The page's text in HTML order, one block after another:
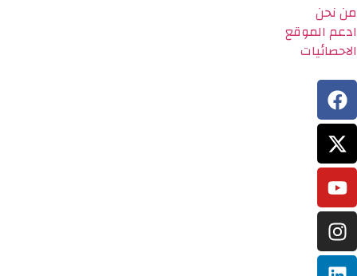
من نحن
ادعم الموقع
الاحصائيات